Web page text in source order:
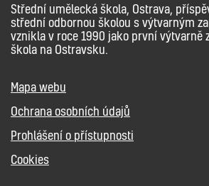
Střední umělecká škola, Ostrava,
střední odbornou školou s výtvarným
vznikla v roce 1990 jako první výtvarně
škola na Ostravsku.
Mapa webu
Ochrana osobních údajů
Prohlášení o přístupnosti
Cookies